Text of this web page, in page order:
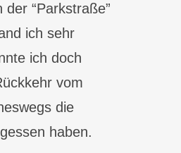
der “Parkstraße”
ich sehr
ich doch
vom
die
haben.